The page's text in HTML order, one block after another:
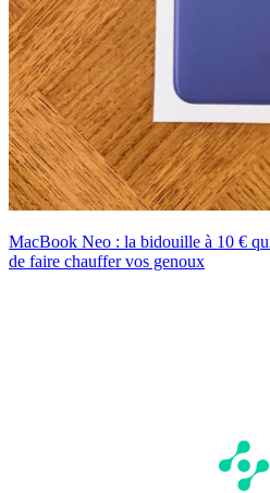
MacBook Neo : la bidouille à 10 €
de faire chauffer vos genoux